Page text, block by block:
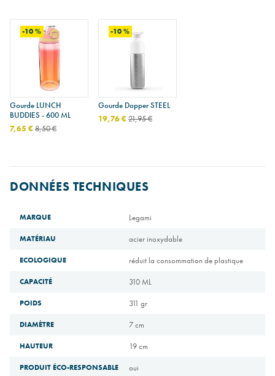
-10 %
Gourde LUNCH
BUDDIES - 600 ML
7,65 €8,50 €
-10 %
Gourde Dopper STEEL
19,76 €21,95 €
DONNÉES TECHNIQUES
MARQUE Legami
MATÉRIAU acier inoxydable
ECOLOGIQUE réduit la consommation de plastique
CAPACITÉ 310 ML
POIDS 311 gr
DIAMÈTRE 7 cm
HAUTEUR 19 cm
PRODUIT ÉCO-RESPONSABLE oui